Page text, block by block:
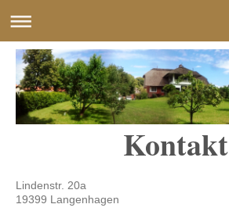
Kontakt
Lindenstr. 20a
19399 Langenhagen